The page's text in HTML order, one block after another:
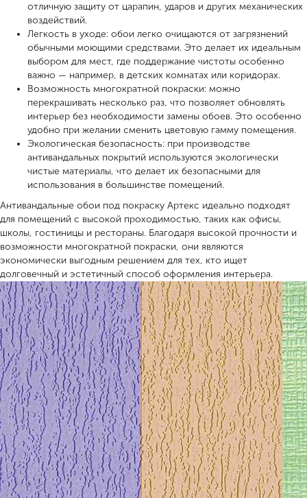
отличную защиту от царапин, ударов и других механических
воздействий.
Легкость в уходе: обои легко очищаются от загрязнений
обычными моющими средствами. Это делает их идеальным
выбором для мест, где поддержание чистоты особенно
важно — например, в детских комнатах или коридорах.
Возможность многократной покраски: можно
перекрашивать несколько раз, что позволяет обновлять
интерьер без необходимости замены обоев. Это особенно
удобно при желании сменить цветовую гамму помещения.
Экологическая безопасность: при производстве
антивандальных покрытий используются экологически
чистые материалы, что делает их безопасными для
использования в большинстве помещений.
Антивандальные обои под покраску Артекс идеально подходят
для помещений с высокой проходимостью, таких как офисы,
школы, гостиницы и рестораны. Благодаря высокой прочности и
возможности многократной покраски, они являются
экономически выгодным решением для тех, кто ищет
долговечный и эстетичный способ оформления интерьера.